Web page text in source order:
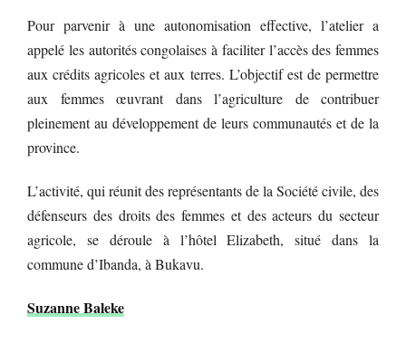
Pour parvenir à une autonomisation effective, l’atelier a
appelé les autorités congolaises à faciliter l’accès des femmes
aux crédits agricoles et aux terres. L’objectif est de permettre
aux femmes œuvrant dans l’agriculture de contribuer
pleinement au développement de leurs communautés et de la
province.
L’activité, qui réunit des représentants de la Société civile, des
défenseurs des droits des femmes et des acteurs du secteur
agricole, se déroule à l’hôtel Elizabeth, situé dans la
commune d’Ibanda, à Bukavu.
Suzanne Baleke